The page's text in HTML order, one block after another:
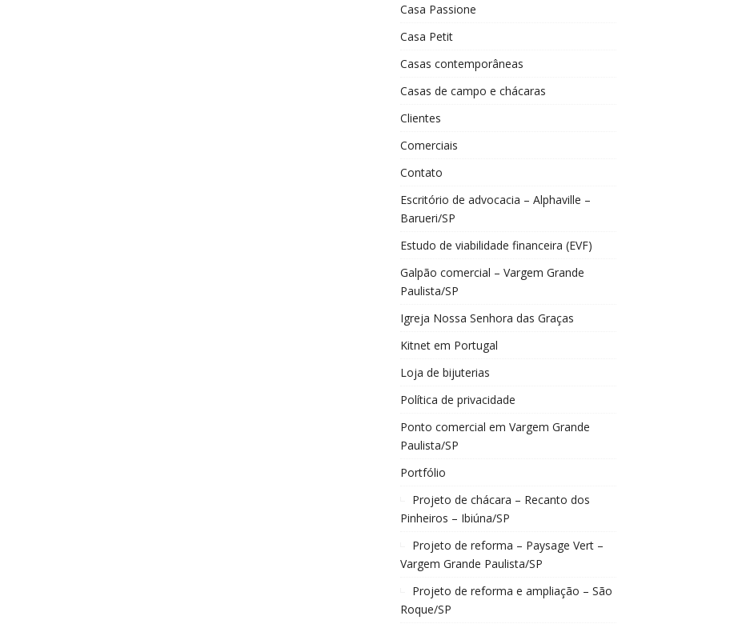
Casa Passione
Casa Petit
Casas contemporâneas
Casas de campo e chácaras
Clientes
Comerciais
Contato
Escritório de advocacia – Alphaville –
Barueri/SP
Estudo de viabilidade financeira (EVF)
Galpão comercial – Vargem Grande
Paulista/SP
Igreja Nossa Senhora das Graças
Kitnet em Portugal
Loja de bijuterias
Política de privacidade
Ponto comercial em Vargem Grande
Paulista/SP
Portfólio
Projeto de chácara – Recanto dos
Pinheiros – Ibiúna/SP
Projeto de reforma – Paysage Vert –
Vargem Grande Paulista/SP
Projeto de reforma e ampliação – São
Roque/SP